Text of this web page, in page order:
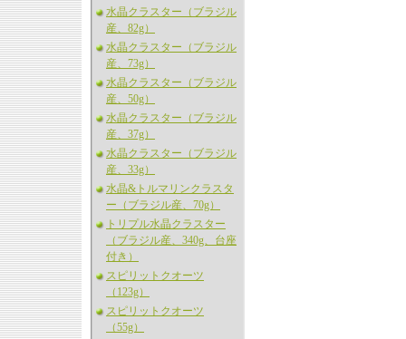
水晶クラスター（ブラジル
産、82g）
水晶クラスター（ブラジル
産、73g）
水晶クラスター（ブラジル
産、50g）
水晶クラスター（ブラジル
産、37g）
水晶クラスター（ブラジル
産、33g）
水晶&トルマリンクラスタ
ー（ブラジル産、70g）
トリプル水晶クラスター
（ブラジル産、340g、台座
付き）
スピリットクオーツ
（123g）
スピリットクオーツ
（55g）